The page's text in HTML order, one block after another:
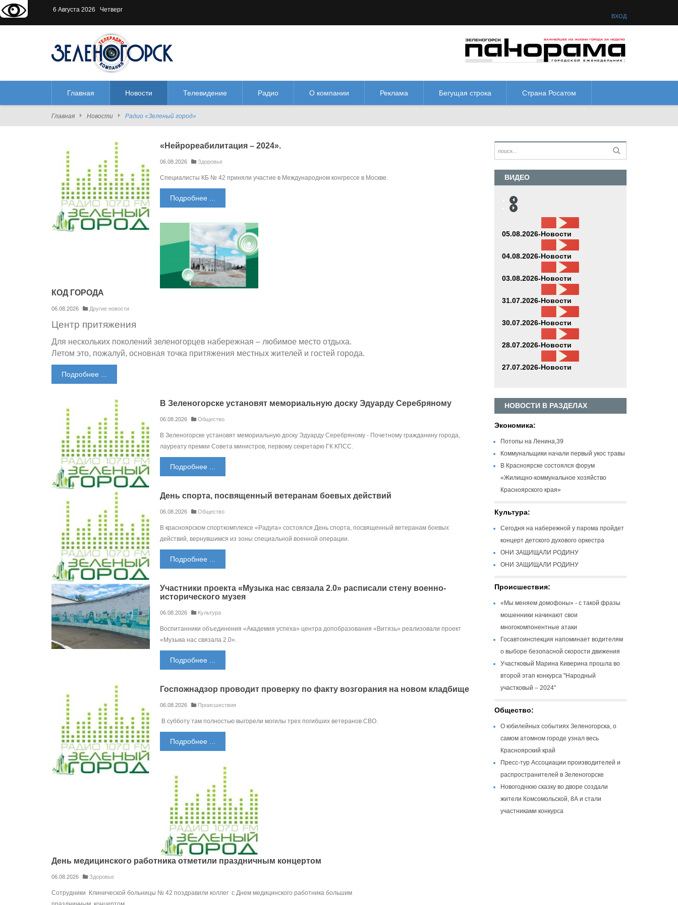
Версия для слабовидящих:
6 Августа 2026 Четверг
ВХОД
Главная Новости Телевидение Радио О компании Реклама Бегущая строка Страна Росатом
Главная Новости Радио «Зеленый город»
«Нейрореабилитация – 2024».
06.08.2026 Здоровье
Специалисты КБ № 42 приняли участие в Международном конгрессе в Москве.
Подробнее ...
КОД ГОРОДА
06.08.2026 Другие новости
Центр притяжения
Для нескольких поколений зеленогорцев набережная – любимое место отдыха.
Летом это, пожалуй, основная точка притяжения местных жителей и гостей города.
Подробнее ...
В Зеленогорске установят мемориальную доску Эдуарду Серебряному
06.08.2026 Общество
В Зеленогорске установят мемориальную доску Эдуарду Серебряному - Почетному гражданину города,
лауреату премии Совета министров, первому секретарю ГК КПСС.
Подробнее ...
День спорта, посвященный ветеранам боевых действий
06.08.2026 Общество
В красноярском спорткомплексе «Радуга» состоялся День спорта, посвященный ветеранам боевых
действий, вернувшимся из зоны специальной военной операции.
Подробнее ...
Участники проекта «Музыка нас связала 2.0» расписали стену военно-
исторического музея
06.08.2026 Культура
Воспитанники объединения «Академия успеха» центра допобразования «Витязь» реализовали проект
«Музыка нас связала 2.0».
Подробнее ...
Госпожнадзор проводит проверку по факту возгорания на новом кладбище
06.08.2026 Происшествия
В субботу там полностью выгорели могилы трех погибших ветеранов СВО.
Подробнее ...
День медицинского работника отметили праздничным концертом
06.08.2026 Здоровье
Сотрудники Клинической больницы № 42 поздравили коллег с Днем медицинского работника большим
ВИДЕО
05.08.2026-Новости
04.08.2026-Новости
03.08.2026-Новости
31.07.2026-Новости
30.07.2026-Новости
28.07.2026-Новости
27.07.2026-Новости
НОВОСТИ В РАЗДЕЛАХ
Экономика:
Потопы на Ленина,39
Коммунальщики начали первый укос травы
В Красноярске состоялся форум
«Жилищно-коммунальное хозяйство
Красноярского края»
Культура:
Сегодня на набережной у парома пройдет
концерт детского духового оркестра
ОНИ ЗАЩИЩАЛИ РОДИНУ
ОНИ ЗАЩИЩАЛИ РОДИНУ
Происшествия:
«Мы меняем домофоны» - с такой фразы
мошенники начинают свои
многокомпонентные атаки
Госавтоинспекция напоминает водителям
о выборе безопасной скорости движения
Участковый Марина Киверина прошла во
второй этап конкурса "Народный
участковый – 2024"
Общество:
О юбилейных событиях Зеленогорска, о
самом атомном городе узнал весь
Красноярский край
Пресс-тур Ассоциации производителей и
распространителей в Зеленогорске
Новогоднюю сказку во дворе создали
жители Комсомольской, 8А и стали
участниками конкурса